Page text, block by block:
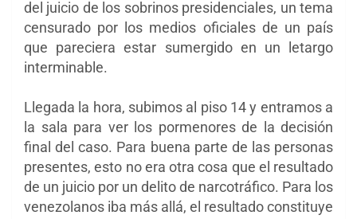
del juicio de los sobrinos presidenciales, un tema
censurado por los medios oficiales de un país
que pareciera estar sumergido en un letargo
interminable.
Llegada la hora, subimos al piso 14 y entramos a
la sala para ver los pormenores de la decisión
final del caso. Para buena parte de las personas
presentes, esto no era otra cosa que el resultado
de un juicio por un delito de narcotráfico. Para los
venezolanos iba más allá, el resultado constituye